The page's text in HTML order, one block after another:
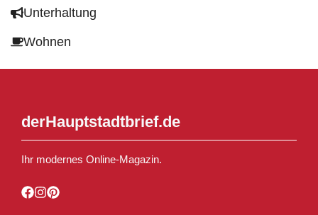
Unterhaltung
Wohnen
derHauptstadtbrief.de
Ihr modernes Online-Magazin.